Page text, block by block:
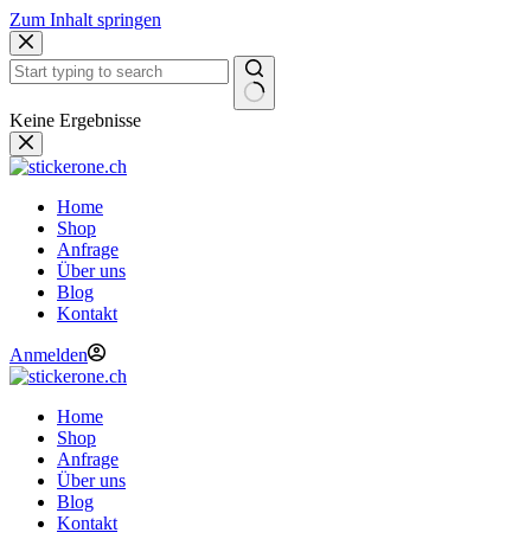
Zum Inhalt springen
Keine Ergebnisse
Home
Shop
Anfrage
Über uns
Blog
Kontakt
Anmelden
Home
Shop
Anfrage
Über uns
Blog
Kontakt